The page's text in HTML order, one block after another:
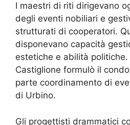
I maestri di riti dirigevano
degli eventi nobiliari e
strutturati di cooperatori.
disponevano capacità
estetiche e abilità politiche.
Castiglione formulò il
parte coordinamento di
di Urbino.
Gli progettisti drammatici